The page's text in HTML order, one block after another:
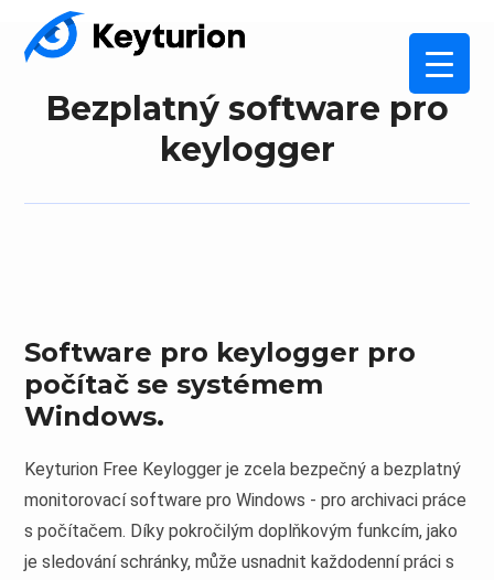
Bezplatný software pro
keylogger
Software pro keylogger pro
počítač se systémem
Windows.
Keyturion Free Keylogger je zcela bezpečný a bezplatný
monitorovací software pro Windows - pro archivaci práce
s počítačem. Díky pokročilým doplňkovým funkcím, jako
je sledování schránky, může usnadnit každodenní práci s